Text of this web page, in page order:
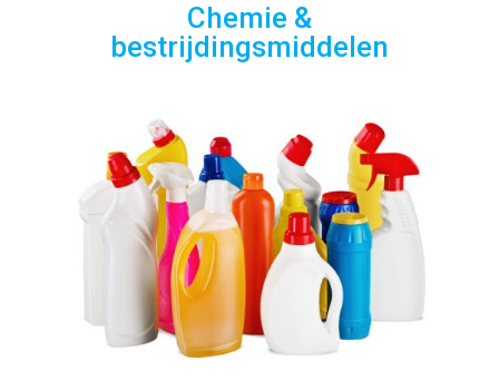
Chemie &
bestrijdingsmiddelen